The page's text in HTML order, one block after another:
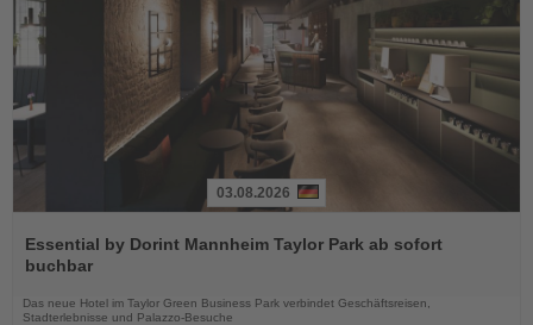
Sie
die
03.08.2026
Essential by Dorint Mannheim Taylor Park ab sofort
buchbar
Das neue Hotel im Taylor Green Business Park verbindet Geschäftsreisen,
Stadterlebnisse und Palazzo-Besuche